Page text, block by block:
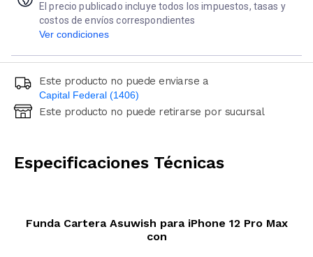
El precio publicado incluye todos los impuestos, tasas y
costos de envíos correspondientes
Ver condiciones
Este producto no puede enviarse a
Capital Federal (1406)
Ingresá código postal (sólo números)
Este producto no puede retirarse por sucursal
Especificaciones Técnicas
Funda Cartera Asuwish para iPhone 12 Pro Max
con